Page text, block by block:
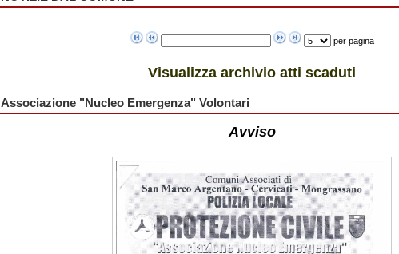
per pagina
Visualizza archivio atti scaduti
Associazione "Nucleo Emergenza" Volontari
Avviso